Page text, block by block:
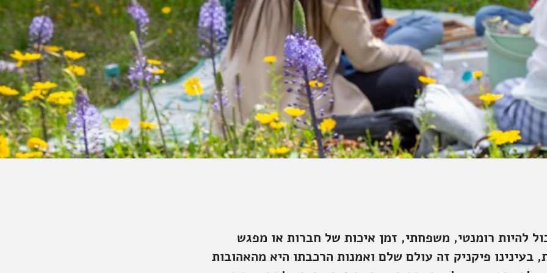
להיות רומנטי, משפחתי, זמן איכות של חברות או מפגש
בעינינו פיקניק זה עולם שלם ואמנות הרכבתו היא מהאהובות